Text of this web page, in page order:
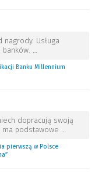
nagrody. Usługa
…
Banku Millennium
dopracują swoją
ma podstawowe …
pierwszą w Polsce